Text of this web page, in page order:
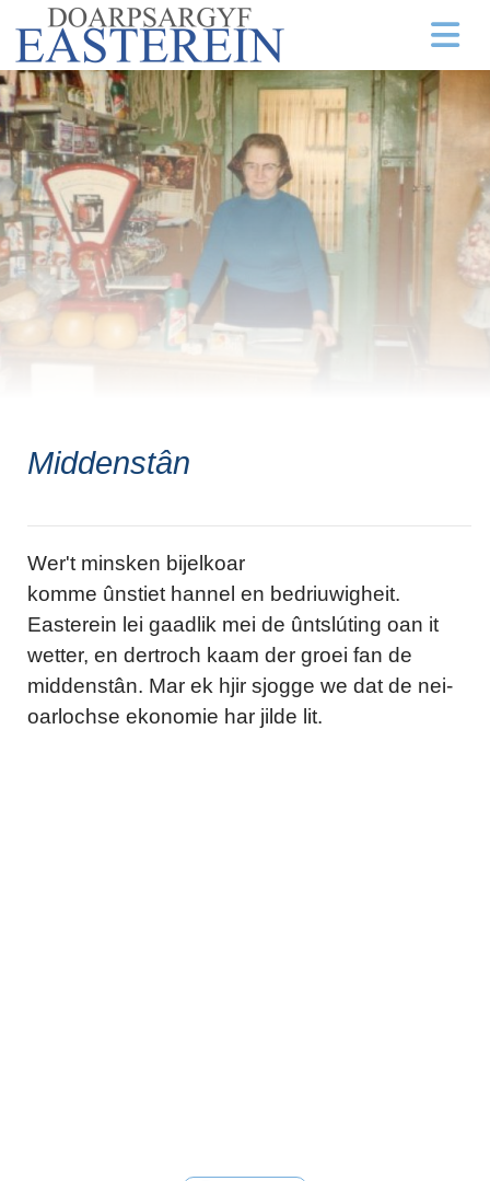
Middenstân
Wer't minsken bijelkoar
komme ûnstiet hannel en bedriuwigheit.
Easterein lei gaadlik mei de ûntslúting oan it
wetter, en dertroch kaam der groei fan de
middenstân. Mar ek hjir sjogge we dat de nei-
oarlochse ekonomie har jilde lit.